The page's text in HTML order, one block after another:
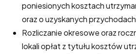
poniesionych kosztach
oraz o uzyskanych
Rozliczanie okresowe oraz
lokali opłat z tytułu kosztów